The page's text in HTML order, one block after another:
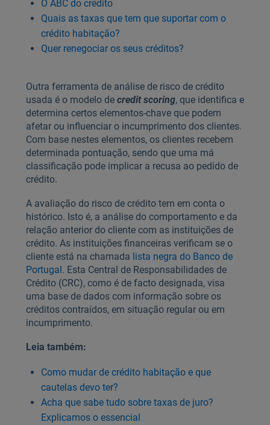
O ABC do crédito
Quais as taxas que tem que suportar com o
crédito habitação?
Quer renegociar os seus créditos?
Outra ferramenta de análise de risco de crédito
usada é o modelo de credit scoring, que identifica e
determina certos elementos-chave que podem
afetar ou influenciar o incumprimento dos clientes.
Com base nestes elementos, os clientes recebem
determinada pontuação, sendo que uma má
classificação pode implicar a recusa ao pedido de
crédito.
A avaliação do risco de crédito tem em conta o
histórico. Isto é, a análise do comportamento e da
relação anterior do cliente com as instituições de
crédito. As instituições financeiras verificam se o
cliente está na chamada lista negra do Banco de
Portugal. Esta Central de Responsabilidades de
Crédito (CRC), como é de facto designada, visa
uma base de dados com informação sobre os
créditos contraídos, em situação regular ou em
incumprimento.
Leia também:
Como mudar de crédito habitação e que
cautelas devo ter?
Acha que sabe tudo sobre taxas de juro?
Explicamos o essencial